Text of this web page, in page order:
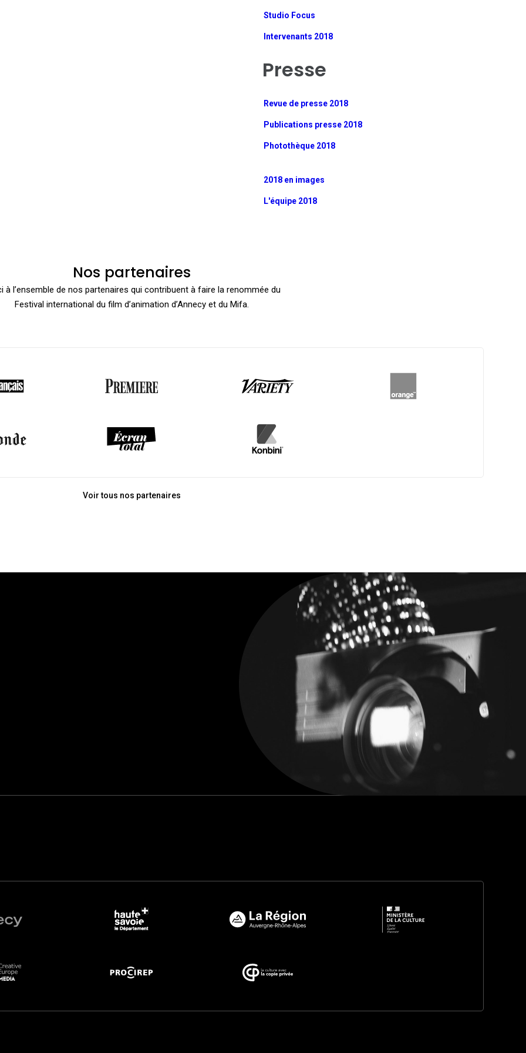
Studio Focus
Intervenants 2018
Presse
Revue de presse 2018
Publications presse 2018
Photothèque 2018
2018 en images
L'équipe 2018
Nos partenaires
à l’ensemble de nos partenaires qui contribuent à faire la renommée du
Festival international du film d’animation d’Annecy et du Mifa.
Voir tous nos partenaires